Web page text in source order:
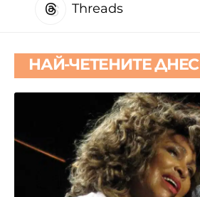
Threads
НАЙ-ЧЕТЕНИТЕ ДНЕС